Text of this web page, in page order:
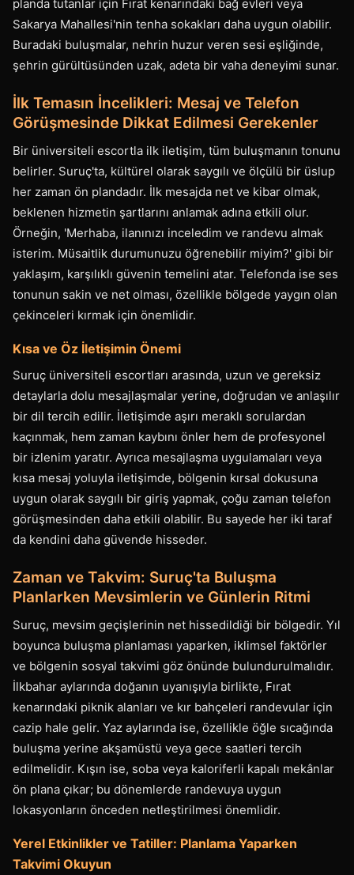
planda tutanlar için Fırat kenarındaki bağ evleri veya
Sakarya Mahallesi'nin tenha sokakları daha uygun olabilir.
Buradaki buluşmalar, nehrin huzur veren sesi eşliğinde,
şehrin gürültüsünden uzak, adeta bir vaha deneyimi sunar.
İlk Temasın İncelikleri: Mesaj ve Telefon
Görüşmesinde Dikkat Edilmesi Gerekenler
Bir üniversiteli escortla ilk iletişim, tüm buluşmanın tonunu
belirler. Suruç'ta, kültürel olarak saygılı ve ölçülü bir üslup
her zaman ön plandadır. İlk mesajda net ve kibar olmak,
beklenen hizmetin şartlarını anlamak adına etkili olur.
Örneğin, 'Merhaba, ilanınızı inceledim ve randevu almak
isterim. Müsaitlik durumunuzu öğrenebilir miyim?' gibi bir
yaklaşım, karşılıklı güvenin temelini atar. Telefonda ise ses
tonunun sakin ve net olması, özellikle bölgede yaygın olan
çekinceleri kırmak için önemlidir.
Kısa ve Öz İletişimin Önemi
Suruç üniversiteli escortları arasında, uzun ve gereksiz
detaylarla dolu mesajlaşmalar yerine, doğrudan ve anlaşılır
bir dil tercih edilir. İletişimde aşırı meraklı sorulardan
kaçınmak, hem zaman kaybını önler hem de profesyonel
bir izlenim yaratır. Ayrıca mesajlaşma uygulamaları veya
kısa mesaj yoluyla iletişimde, bölgenin kırsal dokusuna
uygun olarak saygılı bir giriş yapmak, çoğu zaman telefon
görüşmesinden daha etkili olabilir. Bu sayede her iki taraf
da kendini daha güvende hisseder.
Zaman ve Takvim: Suruç'ta Buluşma
Planlarken Mevsimlerin ve Günlerin Ritmi
Suruç, mevsim geçişlerinin net hissedildiği bir bölgedir. Yıl
boyunca buluşma planlaması yaparken, iklimsel faktörler
ve bölgenin sosyal takvimi göz önünde bulundurulmalıdır.
İlkbahar aylarında doğanın uyanışıyla birlikte, Fırat
kenarındaki piknik alanları ve kır bahçeleri randevular için
cazip hale gelir. Yaz aylarında ise, özellikle öğle sıcağında
buluşma yerine akşamüstü veya gece saatleri tercih
edilmelidir. Kışın ise, soba veya kaloriferli kapalı mekânlar
ön plana çıkar; bu dönemlerde randevuya uygun
lokasyonların önceden netleştirilmesi önemlidir.
Yerel Etkinlikler ve Tatiller: Planlama Yaparken
Takvimi Okuyun